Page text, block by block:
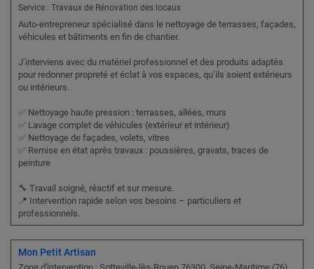
Service : Travaux de Rénovation des locaux
Auto-entrepreneur spécialisé dans le nettoyage de terrasses, façades,
véhicules et bâtiments en fin de chantier.
J’interviens avec du matériel professionnel et des produits adaptés
pour redonner propreté et éclat à vos espaces, qu’ils soient extérieurs
ou intérieurs.
✅ Nettoyage haute pression : terrasses, allées, murs
✅ Lavage complet de véhicules (extérieur et intérieur)
✅ Nettoyage de façades, volets, vitres
✅ Remise en état après travaux : poussières, gravats, traces de
peinture
🔧 Travail soigné, réactif et sur mesure.
📍 Intervention rapide selon vos besoins – particuliers et
professionnels.
Mon Petit Artisan